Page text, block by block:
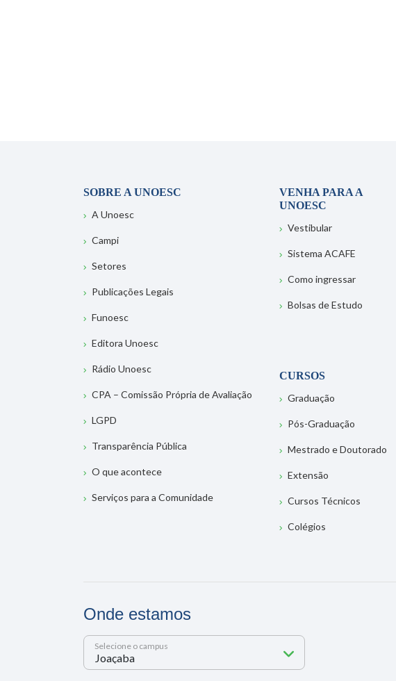
SOBRE A UNOESC
A Unoesc
Campi
Setores
Publicações Legais
Funoesc
Editora Unoesc
Rádio Unoesc
CPA – Comissão Própria de Avaliação
LGPD
Transparência Pública
O que acontece
Serviços para a Comunidade
VENHA PARA A
UNOESC
Vestibular
Sistema ACAFE
Como ingressar
Bolsas de Estudo
CURSOS
Graduação
Pós-Graduação
Mestrado e Doutorado
Extensão
Cursos Técnicos
Colégios
Onde estamos
Selecione o campus